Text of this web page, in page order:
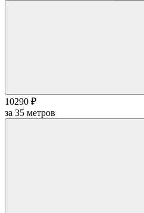
10290 ₽
за 35 метров